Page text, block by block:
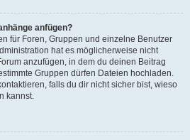
anfügen?
für Foren, Gruppen und einzelne Benutzer
hat es möglicherweise nicht
anzufügen, in dem du deinen Beitrag
Gruppen dürfen Dateien hochladen.
falls du dir nicht sicher bist, wieso
kannst.